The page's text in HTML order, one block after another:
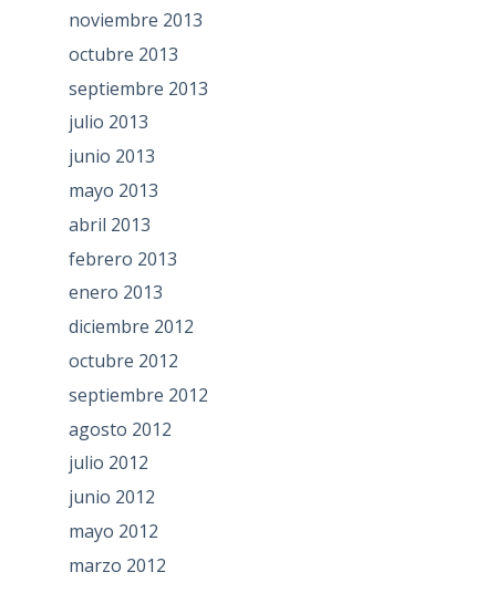
noviembre 2013
octubre 2013
septiembre 2013
julio 2013
junio 2013
mayo 2013
abril 2013
febrero 2013
enero 2013
diciembre 2012
octubre 2012
septiembre 2012
agosto 2012
julio 2012
junio 2012
mayo 2012
marzo 2012